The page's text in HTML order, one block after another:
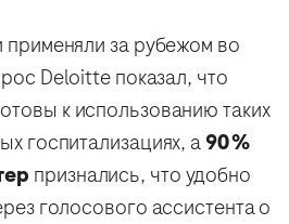
применяли за рубежом во
Deloitte показал, что
к использованию таких
госпитализациях, а90 %
признались, что удобно
голосового ассистента о